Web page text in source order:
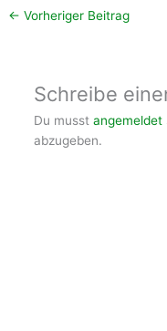
← Vorheriger Beitrag
Schreibe
Du musst angemeldet
abzugeben.